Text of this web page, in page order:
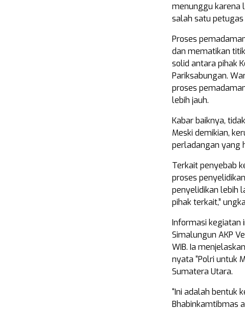
menunggu karena
salah satu
Proses
dan mematikan
solid antara pihak
Pariksabungan.
proses
lebih jauh.
Kabar baiknya,
Meski demikian,
perladangan yang
Terkait penyebab
proses
penyelidikan lebih
pihak terkait,”
Informasi kegiatan
Simalungun AKP
WIB. Ia
nyata “Polri untuk
Sumatera Utara.
“Ini adalah bentuk
Bhabinkamtibmas